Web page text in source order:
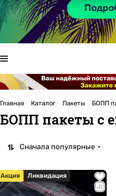
Главная Каталог Пакеты БОПП
БОПП пакеты с
Сначала популярные
Акция Ликвидация